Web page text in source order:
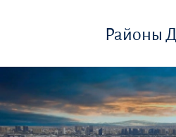
Районы